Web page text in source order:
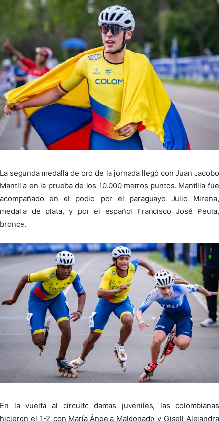
La segunda medalla de oro de la jornada llegó con Juan Jacobo
Mantilla en la prueba de los 10.000 metros puntos. Mantilla fue
acompañado en el podio por el paraguayo Julio Mirena,
medalla de plata, y por el español Francisco José Peula,
bronce.
En la vuelta al circuito damas juveniles, las colombianas
hicieron el 1-2 con María Ángela Maldonado y Gisell Alejandra